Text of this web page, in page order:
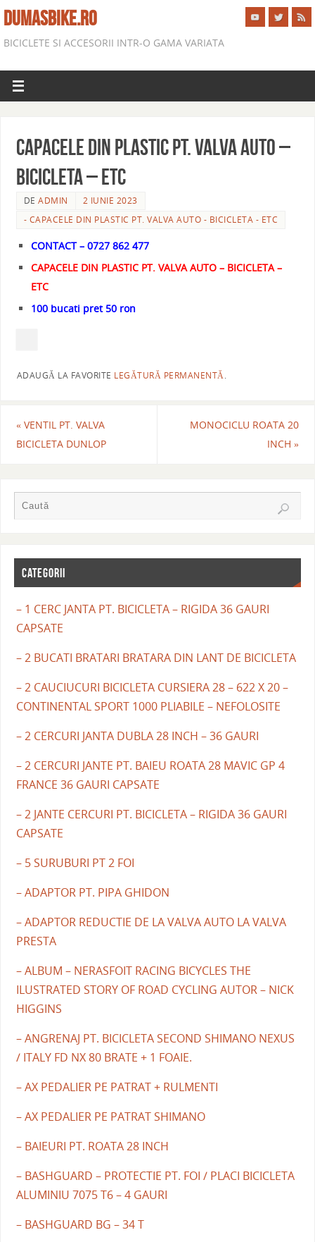
DUMASBIKE.RO
BICICLETE SI ACCESORII INTR-O GAMA VARIATA
CAPACELE DIN PLASTIC PT. VALVA AUTO –
BICICLETA – ETC
DEADMIN
2 IUNIE 2023
- CAPACELE DIN PLASTIC PT. VALVA AUTO - BICICLETA - ETC
CONTACT – 0727 862 477
CAPACELE DIN PLASTIC PT. VALVA AUTO – BICICLETA –
ETC
100 bucati pret 50 ron
ADAUGĂ LA FAVORITE LEGĂTURĂ PERMANENTĂ.
«VENTIL PT. VALVA
BICICLETA DUNLOP
MONOCICLU ROATA 20
INCH»
CATEGORII
– 1 CERC JANTA PT. BICICLETA – RIGIDA 36 GAURI
CAPSATE
– 2 BUCATI BRATARI BRATARA DIN LANT DE BICICLETA
– 2 CAUCIUCURI BICICLETA CURSIERA 28 – 622 X 20 –
CONTINENTAL SPORT 1000 PLIABILE – NEFOLOSITE
– 2 CERCURI JANTA DUBLA 28 INCH – 36 GAURI
– 2 CERCURI JANTE PT. BAIEU ROATA 28 MAVIC GP 4
FRANCE 36 GAURI CAPSATE
– 2 JANTE CERCURI PT. BICICLETA – RIGIDA 36 GAURI
CAPSATE
– 5 SURUBURI PT 2 FOI
– ADAPTOR PT. PIPA GHIDON
– ADAPTOR REDUCTIE DE LA VALVA AUTO LA VALVA
PRESTA
– ALBUM – NERASFOIT RACING BICYCLES THE
ILUSTRATED STORY OF ROAD CYCLING AUTOR – NICK
HIGGINS
– ANGRENAJ PT. BICICLETA SECOND SHIMANO NEXUS
/ ITALY FD NX 80 BRATE + 1 FOAIE.
– AX PEDALIER PE PATRAT + RULMENTI
– AX PEDALIER PE PATRAT SHIMANO
– BAIEURI PT. ROATA 28 INCH
– BASHGUARD – PROTECTIE PT. FOI / PLACI BICICLETA
ALUMINIU 7075 T6 – 4 GAURI
– BASHGUARD BG – 34 T